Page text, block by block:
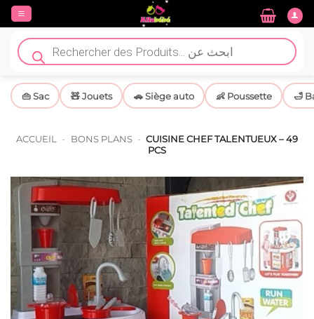
Passer
contenu
Recherche
de
produits
👜 Sac 🧸 Jouets 🚗 Siège auto 👶 Poussette 🛁
ACCUEIL - BONS PLANS - CUISINE CHEF TALENTUEUX – 49
PCS